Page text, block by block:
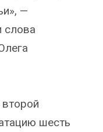
—
слова
шесть